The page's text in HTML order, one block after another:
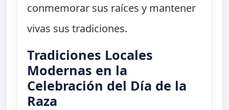
conmemorar sus raíces y mantener
vivas sus tradiciones.
Tradiciones Locales
Modernas en la
Celebración del Día de la
Raza